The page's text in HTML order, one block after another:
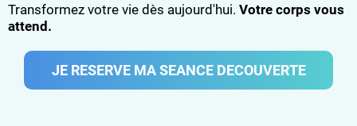
Transformez votre vie dès aujourd'hui. Votre corps vous
attend.
JE RESERVE MA SEANCE DECOUVERTE